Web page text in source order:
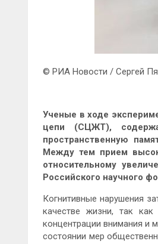
© РИА Новости / Сергей
Ученые в ходе
цепи (СЦЖТ),
пространственную
Между тем прием
относительному
Российского научного
Когнитивные нарушения
качестве жизни, так
концентрации внимания и
состоянии мер